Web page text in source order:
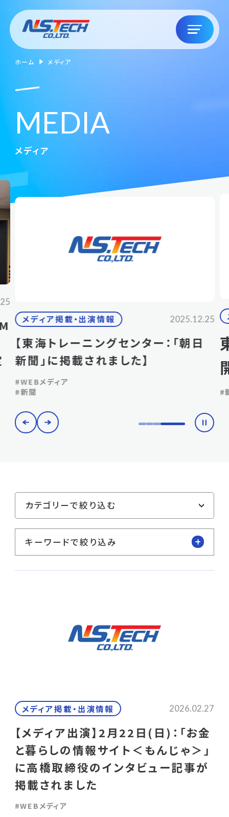
ホーム メディア
MEDIA
メディア
メディア掲載・出演情報 2025.12.25
【東海トレーニングセンター：「朝日
新聞」に掲載されました】
#WEBメディア
#新聞
#
キーワードで絞り込み
メディア掲載・出演情報 2026.02.27
【メディア出演】2月22日(日)：「お金
と暮らしの情報サイト＜もんじゃ＞」
に高橋取締役のインタビュー記事が
掲載されました
#WEBメディア